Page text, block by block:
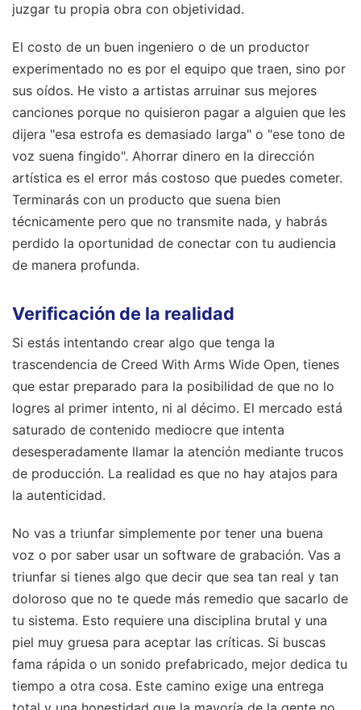
juzgar tu propia obra con objetividad.
El costo de un buen ingeniero o de un productor
experimentado no es por el equipo que traen, sino por
sus oídos. He visto a artistas arruinar sus mejores
canciones porque no quisieron pagar a alguien que les
dijera "esa estrofa es demasiado larga" o "ese tono de
voz suena fingido". Ahorrar dinero en la dirección
artística es el error más costoso que puedes cometer.
Terminarás con un producto que suena bien
técnicamente pero que no transmite nada, y habrás
perdido la oportunidad de conectar con tu audiencia
de manera profunda.
Verificación de la realidad
Si estás intentando crear algo que tenga la
trascendencia de Creed With Arms Wide Open, tienes
que estar preparado para la posibilidad de que no lo
logres al primer intento, ni al décimo. El mercado está
saturado de contenido mediocre que intenta
desesperadamente llamar la atención mediante trucos
de producción. La realidad es que no hay atajos para
la autenticidad.
No vas a triunfar simplemente por tener una buena
voz o por saber usar un software de grabación. Vas a
triunfar si tienes algo que decir que sea tan real y tan
doloroso que no te quede más remedio que sacarlo de
tu sistema. Esto requiere una disciplina brutal y una
piel muy gruesa para aceptar las críticas. Si buscas
fama rápida o un sonido prefabricado, mejor dedica tu
tiempo a otra cosa. Este camino exige una entrega